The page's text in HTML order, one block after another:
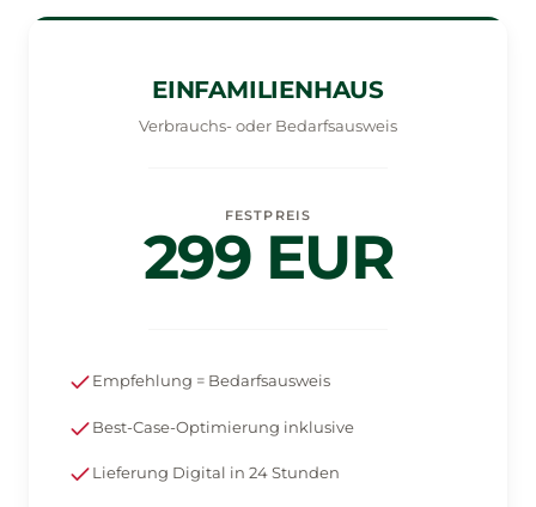
EINFAMILIENHAUS
Verbrauchs- oder Bedarfsausweis
FESTPREIS
299 EUR
Empfehlung = Bedarfsausweis
Best-Case-Optimierung inklusive
Lieferung Digital in 24 Stunden